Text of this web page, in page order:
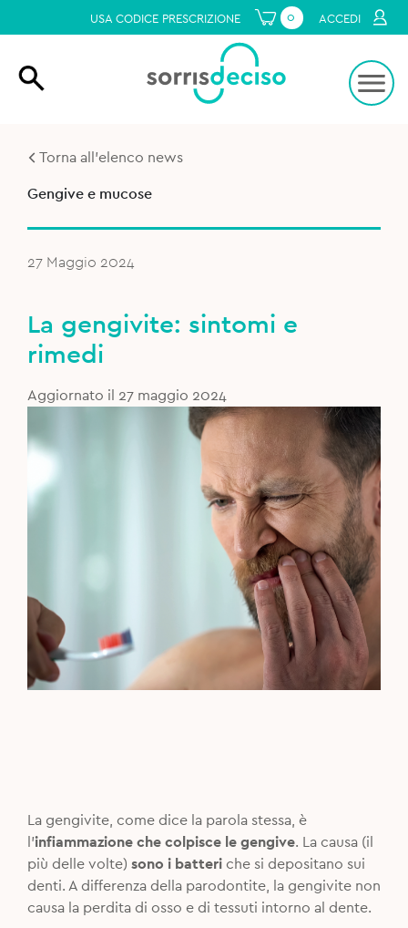
USA CODICE PRESCRIZIONE 0 ACCEDI
Torna all'elenco news
Gengive e mucose
27 Maggio 2024
La gengivite: sintomi e
rimedi
Aggiornato il 27 maggio 2024
La gengivite, come dice la parola stessa, è
l’infiammazione che colpisce le gengive. La causa (il
più delle volte) sono i batteri che si depositano sui
denti. A differenza della parodontite, la gengivite non
causa la perdita di osso e di tessuti intorno al dente.